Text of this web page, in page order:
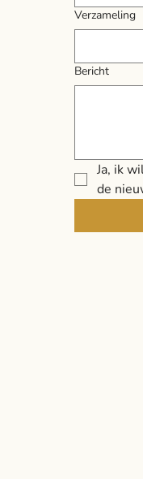
Verzameling
Bericht
Ja, ik
de